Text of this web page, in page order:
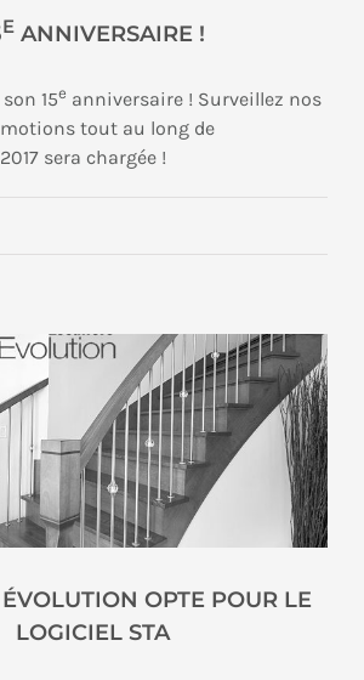
EANNIVERSAIRE !
15e anniversaire ! Surveillez nos
tout au long de
sera chargée !
OPTE POUR LE
LOGICIEL STA